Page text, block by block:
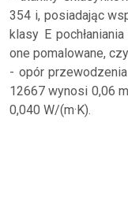
354 i, posiadając
klasy E
one pomalowane,
- opór
12667 wynosi 0,06
0,040 W/(m·K).